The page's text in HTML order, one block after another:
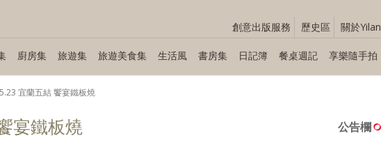
創意出版服務 歷史區 關於Yilan
廚房集 旅遊集 旅遊美食集 生活風 書房集 日記簿 餐桌週記 享樂隨手拍
宜蘭五結 饗宴鐵板燒
宴鐵板燒 公告欄